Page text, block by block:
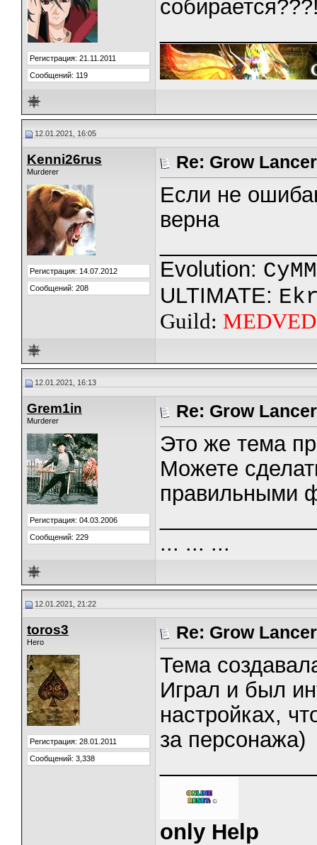
Регистрация: 21.11.2011
Сообщений: 119
12.01.2021, 16:05
Kenni26rus
Murderer
Регистрация: 14.07.2012
Сообщений: 208
Re: Grow Lancer
Если не
верна
Evolution:
ULTIMATE:
Guild:
12.01.2021, 16:13
Grem1in
Murderer
Регистрация: 04.03.2006
Сообщений: 229
Re: Grow Lancer
Это же тема
Можете
правильными
... ... ...
12.01.2021, 21:22
toros3
Hero
Регистрация: 28.01.2011
Сообщений: 3,338
Re: Grow Lancer
Тема
Играл и был
настройках,
за персонажа)
only Help